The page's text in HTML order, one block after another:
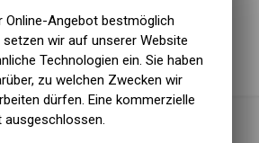
& Bike World
Online-Angebot bestmöglich
wir auf unserer Website
Technologien ein. Sie haben
zu welchen Zwecken wir
dürfen. Eine kommerzielle